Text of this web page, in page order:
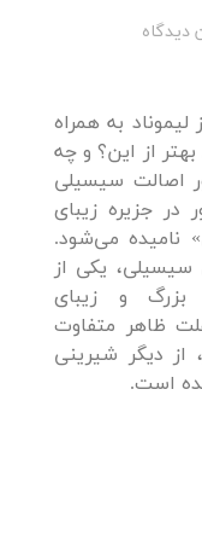
دیدگاه
به همراه
از این؟ و چه
اصالت سیسیلی
در جزیره زیبای
نامیده می‌شود.
سیسیلی، یکی از
بزرگ و زیبای
ظاهر متفاوت
از دیگر شیرینی
است.